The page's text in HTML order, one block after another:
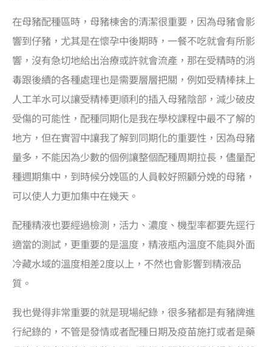
在母豬配種區時，母豬棟舍的清潔很重要，因為母豬會影
響到仔豬，尤其是在懷孕中後期時，一餐不吃就會有所影
響，沒有急切地給出治療或許就會流產，那在受精時的消
毒跟後續的各種處理也是需要層層把關，例如受精棒抹上
人工羊水可以讓受精棒更順利的插入母豬陰部，減少破皮
受傷的可能性，配種同期化是我在學校課程中最不了解的
地方，但在實習中讓我了解到同期化的重要性，因為母豬
量多，不能因為少數的個例讓整個配種周期拉長，儘量配
種週期集中，到時候分娩區的人員較好照顧分娩的母豬，
可以使人力更加集中在幾天。
配種精液也要經過檢測，活力、濃度、機型率都要先逕行
適當的測試，更重要的是溫度，精液瓶內溫度不能與外面
冷藏水域的溫度相差2度以上，不然也會影響到精液品
質。
我也覺得非常重要的就是現場紀錄，很多豬都是有豬牌進
行紀錄的，不管是發情或者配種日期及疫苗施打或者是藥